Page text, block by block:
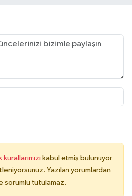
kabul etmiş bulunuyor
Yazılan yorumlardan
sorumlu tutulamaz.